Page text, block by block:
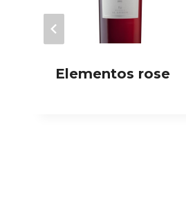
Elementos rose